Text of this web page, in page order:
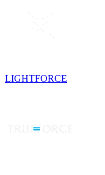
LIGHTFORCE